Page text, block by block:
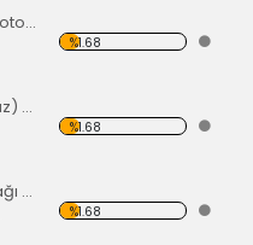
Hava Kanallı Krom Motor Arka Kapağı
%1.68
Motor Koruma (Havuz) Sacı Alt Krom
%1.68
Krom Motor Ön Kapağı (Havuz) Nikelajlı
%1.68